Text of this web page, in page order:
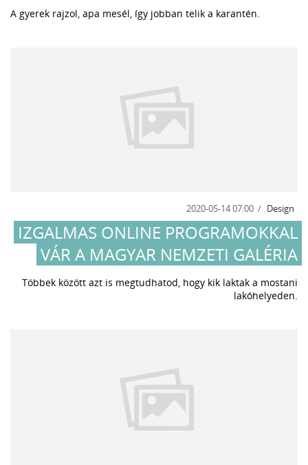
A gyerek rajzol, apa mesél, így jobban telik a karantén.
2020-05-14 07:00 Design
IZGALMAS ONLINE PROGRAMOKKAL
VÁR A MAGYAR NEMZETI GALÉRIA
Többek között azt is megtudhatod, hogy kik laktak a mostani
lakóhelyeden.